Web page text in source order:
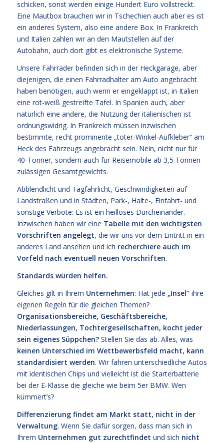
schicken, sonst werden einige Hundert Euro vollstreckt.
Eine Mautbox brauchen wir in Tschechien auch aber es ist
ein anderes System, also eine andere Box. In Frankreich
und Italien zahlen wir an den Mautstellen auf der
Autobahn, auch dort gibt es elektronische Systeme.
Unsere Fahrräder befinden sich in der Heckgarage, aber
diejenigen, die einen Fahrradhalter am Auto angebracht
haben benötigen, auch wenn er eingeklappt ist, in Italien
eine rot-weiß gestreifte Tafel. In Spanien auch, aber
natürlich eine andere, die Nutzung der italienischen ist
ordnungswidrig. In Frankreich müssen inzwischen
bestimmte, recht prominente „toter-Winkel-Aufkleber“ am
Heck des Fahrzeugs angebracht sein. Nein, nicht nur für
40-Tonner, sondern auch für Reisemobile ab 3,5 Tonnen
zulässigen Gesamtgewichts.
Abblendlicht und Tagfahrlicht, Geschwindigkeiten auf
Landstraßen und in Städten, Park-, Halte-, Einfahrt- und
sonstige Verbote: Es ist ein heilloses Durcheinander.
Inzwischen haben wir eine Tabelle mit den wichtigsten
Vorschriften angelegt, die wir uns vor dem Eintritt in ein
anderes Land ansehen und ich recherchiere auch im
Vorfeld nach eventuell neuen Vorschriften.
Standards würden helfen.
Gleiches gilt in Ihrem Unternehmen: Hat jede „Insel“ihre
eigenen Regeln für die gleichen Themen?
Organisationsbereiche, Geschäftsbereiche,
Niederlassungen, Tochtergesellschaften, kocht jeder
sein eigenes Süppchen?Stellen Sie das ab. Alles, was
keinen Unterschied im Wettbewerbsfeld macht, kann
standardisiert werden. Wir fahren unterschiedliche Autos
mit identischen Chips und vielleicht ist die Starterbatterie
bei der E-Klasse die gleiche wie beim 5er BMW. Wen
kümmert’s?
Differenzierung findet am Markt statt, nicht in der
Verwaltung. Wenn Sie dafür sorgen, dass man sich in
Ihrem Unternehmen gut zurechtfindet und sich nicht